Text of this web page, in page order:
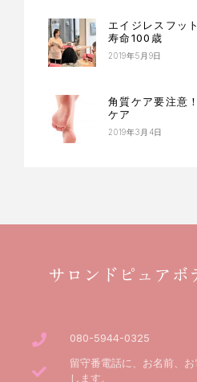
エイジレスフッ
寿命100歳
2019年5月9日
角質ケア要注意
ケア
2019年3月4日
サロンドピュアボ
080-5944-0325
留守番電話に、お名前、
します。